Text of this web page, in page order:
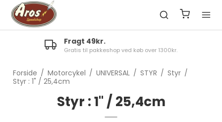
Fragt 49kr.
Gratis til pakkeshop ved køb over 1300kr.
Forside / Motorcykel / UNIVERSAL / STYR / Styr /
Styr : 1" / 25,4cm
Styr : 1" / 25,4cm